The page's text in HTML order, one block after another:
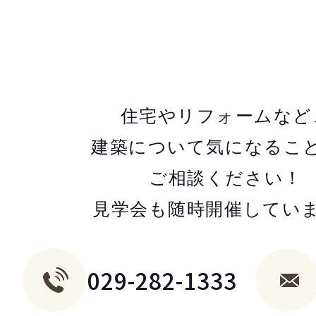
住宅やリフォームなど
建築について気になるこ
ご相談ください！
見学会も随時開催してい
029-282-1333